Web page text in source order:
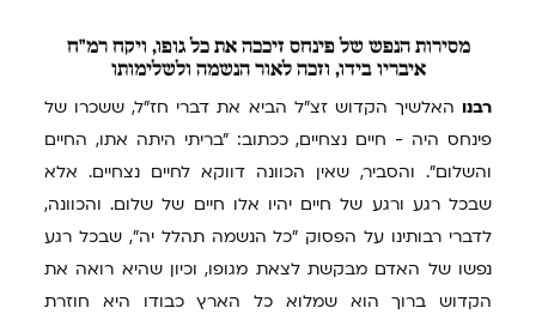
מסירות הנפש של פינחס זיככה את כל גופו, ויקח רמ"ח
איבריו בידו, וזכה לאור הנשמה ולשלימותו
רבנו האלשיך הקדוש זצ"ל הביא את דברי חז"ל, ששכרו של
פינחס היה - חיים נצחיים, ככתוב: "בריתי היתה אתו, החיים
והשלום". והסביר, שאין הכוונה דווקא לחיים נצחיים. אלא
שבכל רגע ורגע של חיים יהיו אלו חיים של שלום. והכוונה,
לדברי רבותינו על הפסוק "כל הנשמה תהלל יה", שבכל רגע
נפשו של האדם מבקשת לצאת מגופו, וכיון שהיא רואה את
הקדוש ברוך הוא שמלוא כל הארץ כבודו היא חוזרת